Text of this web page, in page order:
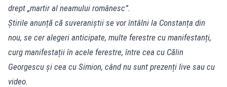
drept „martir al neamului românesc”.
Știrile anunță că suveraniștii se vor întâlni la Constanța din
nou, se cer alegeri anticipate, multe ferestre cu manifestanți,
curg manifestații în acele ferestre, între cea cu Călin
Georgescu și cea cu Simion, când nu sunt prezenți live sau cu
video.